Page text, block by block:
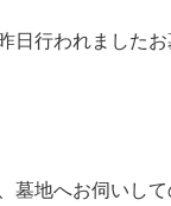
日行われました
墓地へお伺いし